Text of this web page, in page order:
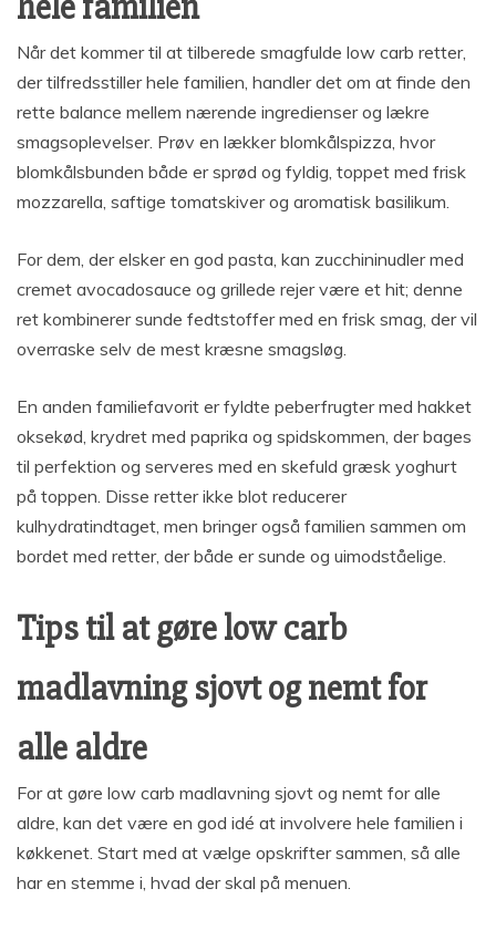
Når det kommer til at tilberede smagfulde low carb retter,
der tilfredsstiller hele familien, handler det om at finde den
rette balance mellem nærende ingredienser og lækre
smagsoplevelser. Prøv en lækker blomkålspizza, hvor
blomkålsbunden både er sprød og fyldig, toppet med frisk
mozzarella, saftige tomatskiver og aromatisk basilikum.
For dem, der elsker en god pasta, kan zucchininudler med
cremet avocadosauce og grillede rejer være et hit; denne
ret kombinerer sunde fedtstoffer med en frisk smag, der vil
overraske selv de mest kræsne smagsløg.
En anden familiefavorit er fyldte peberfrugter med hakket
oksekød, krydret med paprika og spidskommen, der bages
til perfektion og serveres med en skefuld græsk yoghurt
på toppen. Disse retter ikke blot reducerer
kulhydratindtaget, men bringer også familien sammen om
bordet med retter, der både er sunde og uimodståelige.
Tips til at gøre low carb
madlavning sjovt og nemt for
alle aldre
For at gøre low carb madlavning sjovt og nemt for alle
aldre, kan det være en god idé at involvere hele familien i
køkkenet. Start med at vælge opskrifter sammen, så alle
har en stemme i, hvad der skal på menuen.